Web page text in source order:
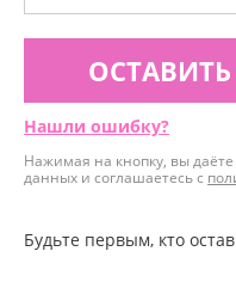
Нашли ошибку?
Нажимая на кнопку, вы
данных и соглашаетесь с
Будьте первым, кто